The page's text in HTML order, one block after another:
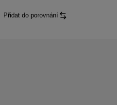
Přidat do porovnání